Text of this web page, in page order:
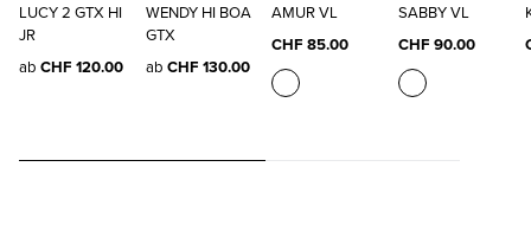
LUCY 2 GTX HI
JR
ab CHF 120.00
WENDY HI BOA
GTX
ab CHF 130.00
AMUR VL
CHF 85.00
SABBY VL
CHF 90.00